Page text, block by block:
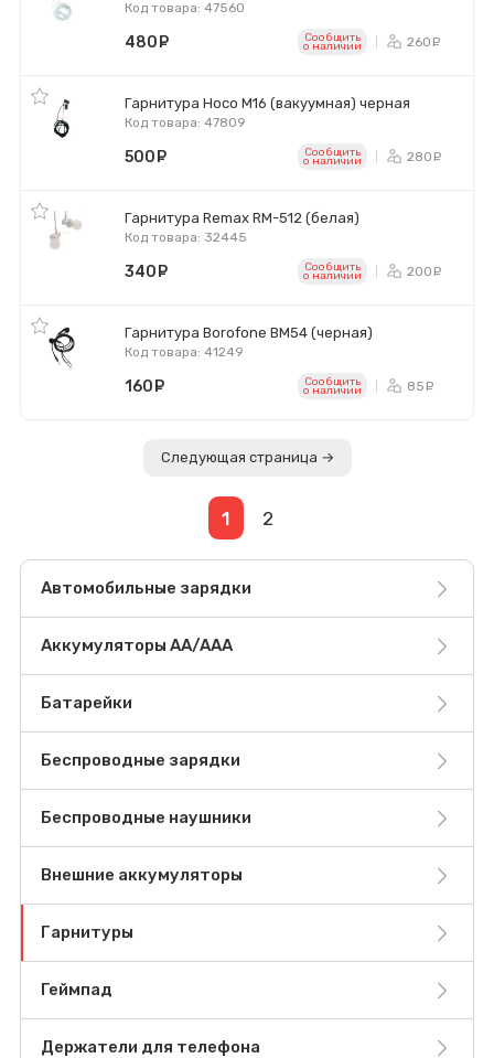
Код товара: 47560
480 Сообщить
o наличии 260
Гарнитура Hoco M16 (вакуумная) черная
Код товара: 47809
500 Сообщить
o наличии 280
Гарнитура Remax RM-512 (белая)
Код товара: 32445
340 Сообщить
o наличии 200
Гарнитура Borofone BM54 (черная)
Код товара: 41249
160 Сообщить
o наличии 85
Следующая страница →
1 2
Автомобильные зарядки
Аккумуляторы AA/AAA
Батарейки
Беспроводные зарядки
Беспроводные наушники
Внешние аккумуляторы
Гарнитуры
Геймпад
Держатели для телефона